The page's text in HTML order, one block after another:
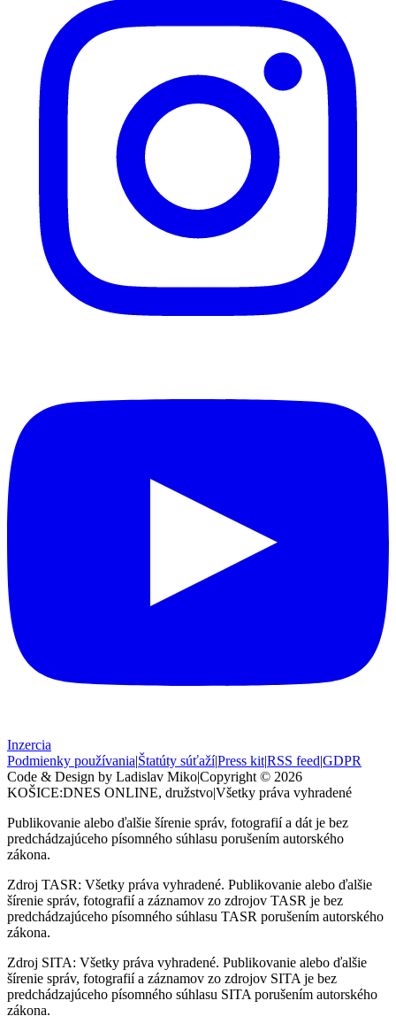
Inzercia
Podmienky používania|Štatúty súťaží|Press kit|RSS feed|GDPR
Code & Design by Ladislav Miko|Copyright © 2026
KOŠICE:DNES ONLINE, družstvo|Všetky práva vyhradené
Publikovanie alebo ďalšie šírenie správ, fotografií a dát je bez
predchádzajúceho písomného súhlasu porušením autorského
zákona.
Zdroj TASR: Všetky práva vyhradené. Publikovanie alebo ďalšie
šírenie správ, fotografií a záznamov zo zdrojov TASR je bez
predchádzajúceho písomného súhlasu TASR porušením autorského
zákona.
Zdroj SITA: Všetky práva vyhradené. Publikovanie alebo ďalšie
šírenie správ, fotografií a záznamov zo zdrojov SITA je bez
predchádzajúceho písomného súhlasu SITA porušením autorského
zákona.